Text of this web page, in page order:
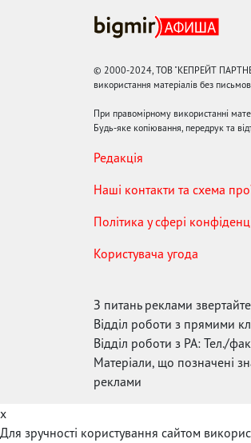
© 2000-2024, ТОВ "КЕПРЕЙТ
використання матеріалів без
При правомірному використанні
Будь-яке копіювання, передрук та
Редакція
Наші контакти та схема
Політика у сфері
Користувача угода
З питань реклами
Відділ роботи з прямими
Відділ роботи з РА: Тел./
Матеріали, що позначені
реклами
x
Для зручності користування сайтом